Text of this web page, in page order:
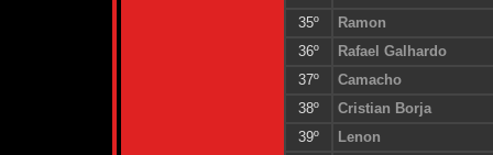
35º
Ramon
36º
Rafael Galhardo
37º
Camacho
38º
Cristian Borja
39º
Lenon